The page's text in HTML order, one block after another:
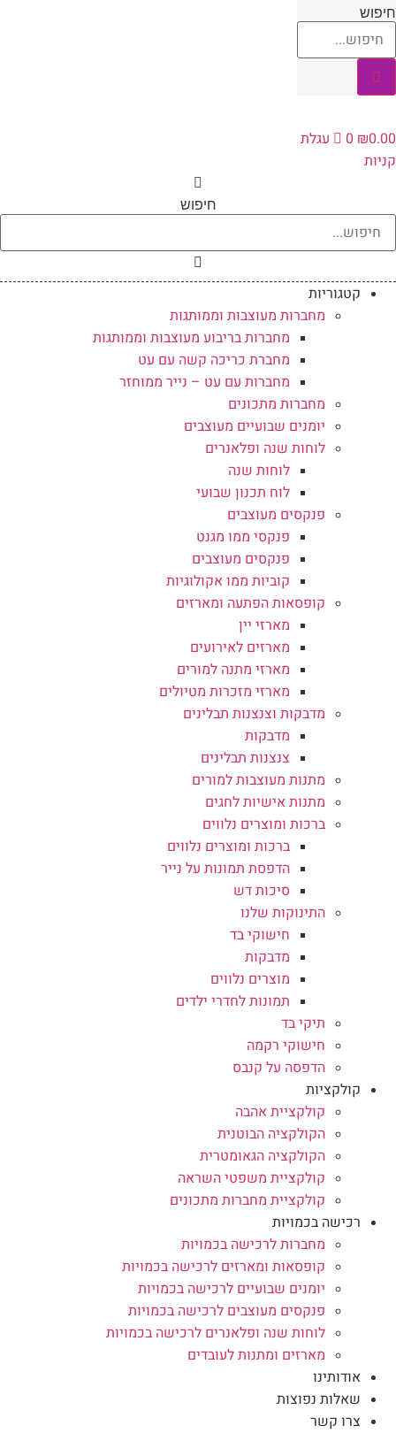
דלג
לתוכן
חיפוש
₪0.00
0
עגלת
קניות
חיפוש
קטגוריות
מחברות מעוצבות וממותגות
מחברות בריבוע מעוצבות וממותגות
מחברת כריכה קשה עם עט
מחברות עם עט – נייר ממוחזר
מחברות מתכונים
יומנים שבועיים מעוצבים
לוחות שנה ופלאנרים
לוחות שנה
לוח תכנון שבועי
פנקסים מעוצבים
פנקסי ממו מגנט
פנקסים מעוצבים
קוביות ממו אקולוגיות
קופסאות הפתעה ומארזים
מארזי יין
מארזים לאירועים
מארזי מתנה למורים
מארזי מזכרות מטיולים
מדבקות וצנצנות תבלינים
מדבקות
צנצנות תבלינים
מתנות מעוצבות למורים
מתנות אישיות לחגים
ברכות ומוצרים נלווים
ברכות ומוצרים נלווים
הדפסת תמונות על נייר
סיכות דש
התינוקות שלנו
חישוקי בד
מדבקות
מוצרים נלווים
תמונות לחדרי ילדים
תיקי בד
חישוקי רקמה
הדפסה על קנבס
קולקציות
קולקציית אהבה
הקולקציה הבוטנית
הקולקציה הגאומטרית
קולקציית משפטי השראה
קולקציית מחברות מתכונים
רכישה בכמויות
מחברות לרכישה בכמויות
קופסאות ומארזים לרכישה בכמויות
יומנים שבועיים לרכישה בכמויות
פנקסים מעוצבים לרכישה בכמויות
לוחות שנה ופלאנרים לרכישה בכמויות
מארזים ומתנות לעובדים
אודותינו
שאלות נפוצות
צרו קשר